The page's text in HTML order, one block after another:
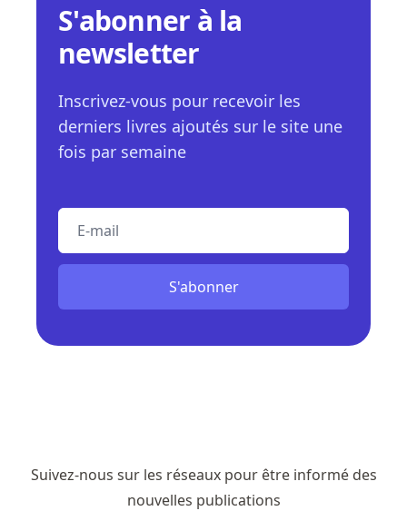
S'abonner à la
newsletter
Inscrivez-vous pour recevoir les
derniers livres ajoutés sur le site une
fois par semaine
S'abonner
Suivez-nous sur les réseaux pour être informé des
nouvelles publications